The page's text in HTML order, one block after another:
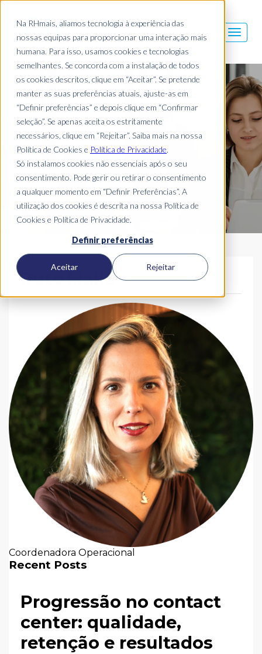
Na RHmais, aliamos tecnologia à experiência das
nossas equipas para proporcionar uma interação mais
humana. Para isso, usamos cookies e tecnologias
semelhantes. Se concorda com a instalação de todos
os cookies descritos, clique em “Aceitar”. Se pretende
manter as suas preferências atuais, ajuste-as em
“Definir preferências” e depois clique em “Confirmar
seleção”. Se apenas aceita os estritamente
necessários, clique em “Rejeitar”. Saiba mais na nossa
Política de Cookies e Política de Privacidade.
Só instalamos cookies não essenciais após o seu
consentimento. Pode gerir ou retirar o consentimento
a qualquer momento em “Definir Preferências”. A
utilização dos cookies é descrita na nossa Política de
Cookies e Política de Privacidade.
Definir preferências
Aceitar Rejeitar
Blog Mais
Rute Mália
Coordenadora Operacional
Recent Posts
Progressão no contact
center: qualidade,
retenção e resultados